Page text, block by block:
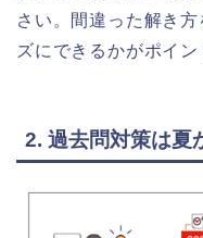
さい。間違った解き
ズにできるかがポイン
2. 過去問対策は夏